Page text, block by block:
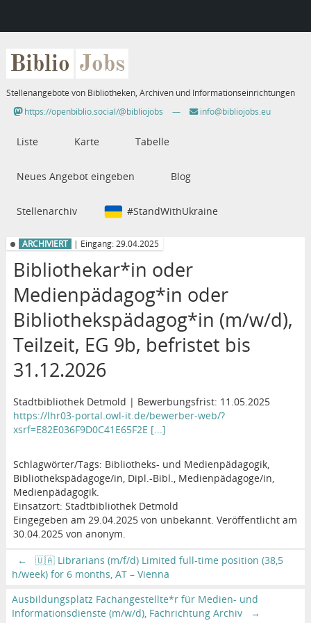
Biblio Jobs
Stellenangebote von Bibliotheken, Archiven und Informationseinrichtungen
https://openbiblio.social/@bibliojobs
— info@bibliojobs.eu
Liste Karte Tabelle
Neues Angebot eingeben Blog
Stellenarchiv #StandWithUkraine
ARCHIVIERT | Eingang: 29.04.2025
Bibliothekar*in oder
Medienpädagog*in oder
Bibliothekspädagog*in (m/w/d),
Teilzeit, EG 9b, befristet bis
31.12.2026
Stadtbibliothek Detmold | Bewerbungsfrist: 11.05.2025
https://lhr03-portal.owl-it.de/bewerber-web/?
xsrf=E82E036F9D0C41E65F2E [...]
Schlagwörter/Tags: Bibliotheks- und Medienpädagogik,
Bibliothekspädagoge/in, Dipl.-Bibl., Medienpädagoge/in,
Medienpädagogik.
Einsatzort: Stadtbibliothek Detmold
Eingegeben am 29.04.2025 von unbekannt. Veröffentlicht am
30.04.2025 von anonym.
←
🇺🇦 Librarians (m/f/d) Limited full-time position (38,5
h/week) for 6 months, AT – Vienna
Ausbildungsplatz Fachangestellte*r für Medien- und
Informationsdienste (m/w/d), Fachrichtung Archiv
→